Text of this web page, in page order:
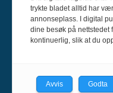
presseskikk.
trykte bladet alltid har
annonseplass. I digital
dine besøk på nettstedet
kontinuerlig, slik at du
Avvis Godta